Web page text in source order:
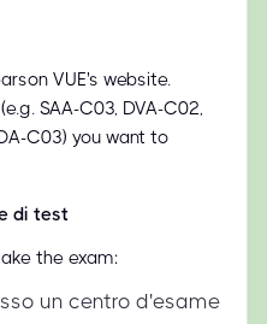
VUE's website.
SAA-C03, DVA-C02,
C03) you want to
di test
the exam:
un centro d'esame